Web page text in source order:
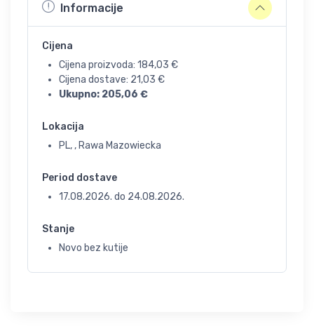
Informacije
Cijena
Cijena proizvoda: 184,03 €
Cijena dostave: 21,03 €
Ukupno: 205,06 €
Lokacija
PL, , Rawa Mazowiecka
Period dostave
17.08.2026. do 24.08.2026.
Stanje
Novo bez kutije